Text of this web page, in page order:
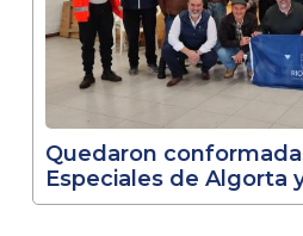
Quedaron
Especiales de Algorta